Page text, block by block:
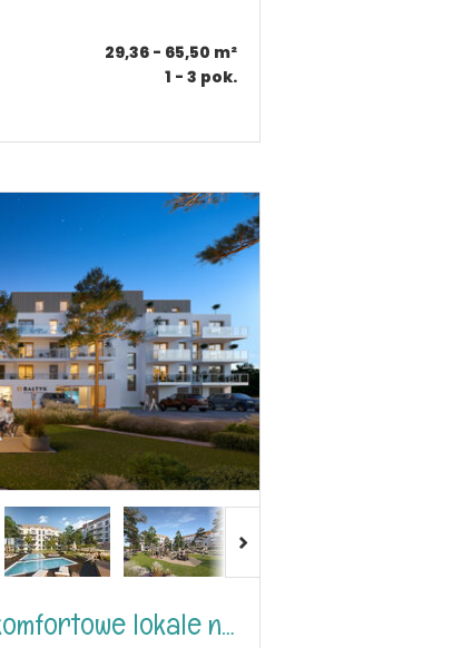
29,36 - 65,50 m²
1 - 3 pok.
Apartamenty Bałtyk - komfortowe lokale nad morzem